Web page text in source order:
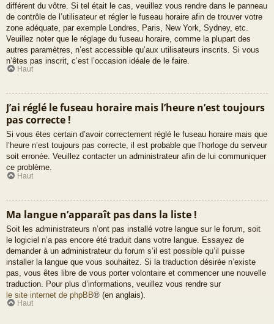
différent du vôtre. Si tel était le cas, veuillez vous rendre dans le panneau
de contrôle de l’utilisateur et régler le fuseau horaire afin de trouver votre
zone adéquate, par exemple Londres, Paris, New York, Sydney, etc.
Veuillez noter que le réglage du fuseau horaire, comme la plupart des
autres paramètres, n’est accessible qu’aux utilisateurs inscrits. Si vous
n’êtes pas inscrit, c’est l’occasion idéale de le faire.
Haut
J’ai réglé le fuseau horaire mais l’heure n’est toujours
pas correcte !
Si vous êtes certain d’avoir correctement réglé le fuseau horaire mais que
l’heure n’est toujours pas correcte, il est probable que l’horloge du serveur
soit erronée. Veuillez contacter un administrateur afin de lui communiquer
ce problème.
Haut
Ma langue n’apparaît pas dans la liste !
Soit les administrateurs n’ont pas installé votre langue sur le forum, soit
le logiciel n’a pas encore été traduit dans votre langue. Essayez de
demander à un administrateur du forum s’il est possible qu’il puisse
installer la langue que vous souhaitez. Si la traduction désirée n’existe
pas, vous êtes libre de vous porter volontaire et commencer une nouvelle
traduction. Pour plus d’informations, veuillez vous rendre sur
le site internet de phpBB® (en anglais).
Haut